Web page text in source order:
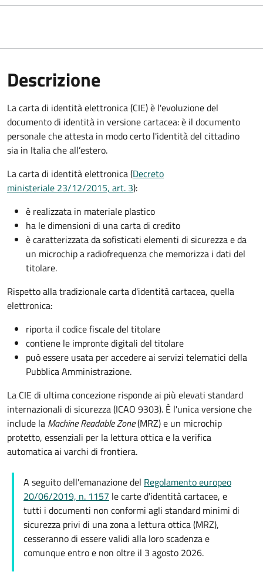
Descrizione
La carta di identità elettronica (CIE) è l'evoluzione del
documento di identità in versione cartacea: è il documento
personale che attesta in modo certo l'identità del cittadino
sia in Italia che all’estero.
La carta di identità elettronica (Decreto
ministeriale 23/12/2015, art. 3):
è realizzata in materiale plastico
ha le dimensioni di una carta di credito
è caratterizzata da sofisticati elementi di sicurezza e da
un microchip a radiofrequenza che memorizza i dati del
titolare.
Rispetto alla tradizionale carta d'identità cartacea, quella
elettronica:
riporta il codice fiscale del titolare
contiene le impronte digitali del titolare
può essere usata per accedere ai servizi telematici della
Pubblica Amministrazione.
La CIE di ultima concezione risponde ai più elevati standard
internazionali di sicurezza (ICAO 9303). È l'unica versione che
include la Machine Readable Zone(MRZ) e un microchip
protetto, essenziali per la lettura ottica e la verifica
automatica ai varchi di frontiera.
A seguito dell'emanazione del Regolamento europeo
20/06/2019, n. 1157 le carte d'identità cartacee, e
tutti i documenti non conformi agli standard minimi di
sicurezza privi di una zona a lettura ottica (MRZ),
cesseranno di essere validi alla loro scadenza e
comunque entro e non oltre il 3 agosto 2026.